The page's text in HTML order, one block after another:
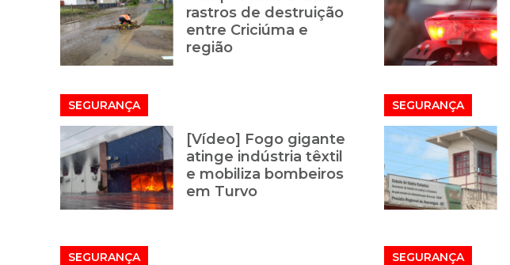
rastros de destruição
entre Criciúma e
região
SEGURANÇA
[Vídeo] Fogo gigante
atinge indústria têxtil
e mobiliza bombeiros
em Turvo
SEGURANÇA
SEGURANÇA SEGURANÇA